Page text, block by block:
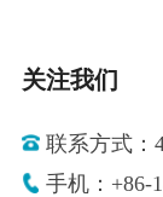
关注我们
联系方式：
手机：+86-